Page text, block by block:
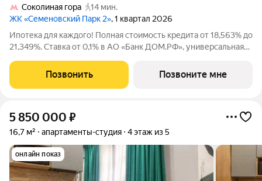
Соколиная гора
14 мин.
ЖК «Семеновский Парк 2», 1 квартал 2026
Ипотека для каждого! Полная стоимость кредита от 18,563% до
21,349%. Ставка от 0,1% в АО «Банк ДОМ.РФ», универсальная
месяцев ставка устанавливается при наличии документа о
компенсации Банку
Позвонить Позвоните мне
5 850 000 ₽
16,7 м² апартаменты-студия 4 этаж из 5
онлайн показ